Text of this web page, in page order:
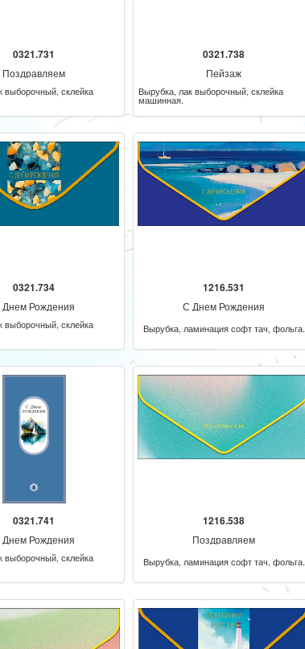
0321.731
Поздравляем
выборочный, склейка
0321.738
Пейзаж
Вырубка, лак выборочный, склейка
машинная.
0321.734
Рождения
выборочный, склейка
1216.531
С Днем Рождения
Вырубка, ламинация софт тач, фольга.
0321.741
Рождения
выборочный, склейка
1216.538
Поздравляем
Вырубка, ламинация софт тач, фольга.